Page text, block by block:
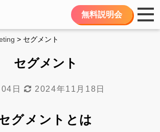
無料説明会
> セグメント
セグメント
04日 2024年11月18日
グメントとは